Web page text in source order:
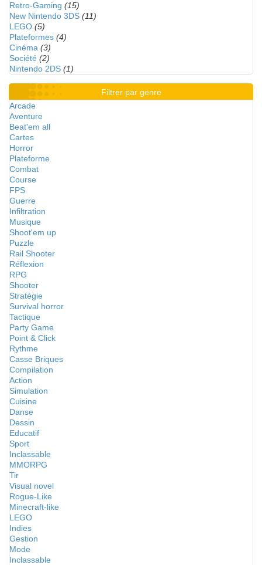
Retro-Gaming (15)
New Nintendo 3DS (11)
LEGO (5)
Plateformes (4)
Cinéma (3)
Société (2)
Nintendo 2DS (1)
Filtrer par genre
Arcade
Aventure
Beat'em all
Cartes
Horror
Plateforme
Combat
Course
FPS
Guerre
Infiltration
Musique
Shoot'em up
Puzzle
Rail Shooter
Réflexion
RPG
Shooter
Stratégie
Survival horror
Tactique
Party Game
Point & Click
Rythme
Casse Briques
Compilation
Action
Simulation
Cuisine
Danse
Dessin
Educatif
Sport
Inclassable
MMORPG
Tir
Visual novel
Rogue-Like
Minecraft-like
LEGO
Indies
Gestion
Mode
Inclassable